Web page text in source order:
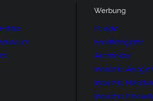
Werbung
People
Foodfotografie
Architektur
Industrie Anlagen
Industrie
Industrie